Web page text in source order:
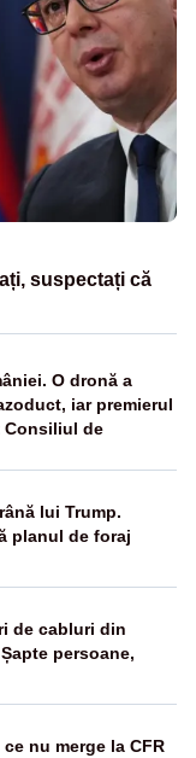
suspectați că
O dronă a
iar premierul
Consiliul de
lui Trump.
planul de foraj
de cabluri din
persoane,
nu merge la CFR